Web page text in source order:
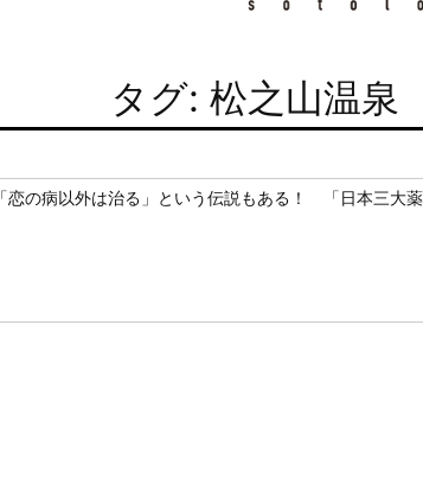
タグ: 松之山温泉
「恋の病以外は治る」という伝説もある！ 「日本三大